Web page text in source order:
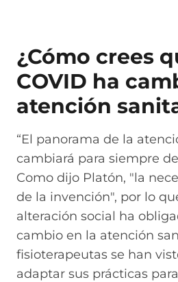
¿Cómo crees
COVID ha
atención
“El panorama de la
cambiará para siempre
Como dijo Platón, "la
de la invención", por lo
alteración social ha
cambio en la atención
fisioterapeutas se han
adaptar sus prácticas